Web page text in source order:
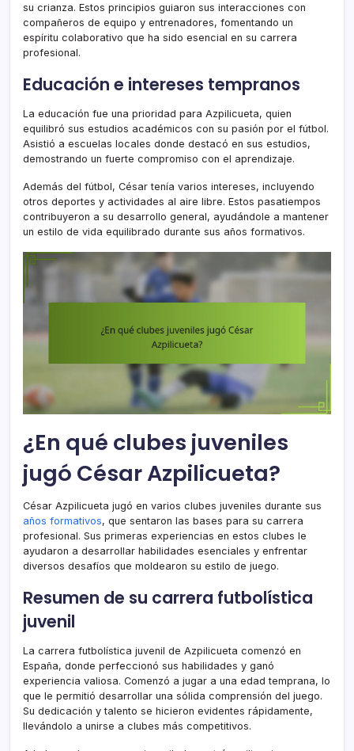
su crianza. Estos principios guiaron sus interacciones con
compañeros de equipo y entrenadores, fomentando un
espíritu colaborativo que ha sido esencial en su carrera
profesional.
Educación e intereses tempranos
La educación fue una prioridad para Azpilicueta, quien
equilibró sus estudios académicos con su pasión por el fútbol.
Asistió a escuelas locales donde destacó en sus estudios,
demostrando un fuerte compromiso con el aprendizaje.
Además del fútbol, César tenía varios intereses, incluyendo
otros deportes y actividades al aire libre. Estos pasatiempos
contribuyeron a su desarrollo general, ayudándole a mantener
un estilo de vida equilibrado durante sus años formativos.
¿En qué clubes juveniles
jugó César Azpilicueta?
César Azpilicueta jugó en varios clubes juveniles durante sus
años formativos, que sentaron las bases para su carrera
profesional. Sus primeras experiencias en estos clubes le
ayudaron a desarrollar habilidades esenciales y enfrentar
diversos desafíos que moldearon su estilo de juego.
Resumen de su carrera futbolística
juvenil
La carrera futbolística juvenil de Azpilicueta comenzó en
España, donde perfeccionó sus habilidades y ganó
experiencia valiosa. Comenzó a jugar a una edad temprana, lo
que le permitió desarrollar una sólida comprensión del juego.
Su dedicación y talento se hicieron evidentes rápidamente,
llevándolo a unirse a clubes más competitivos.